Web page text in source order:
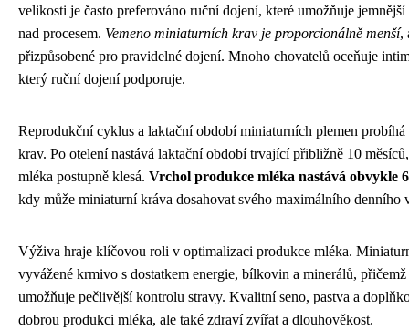
velikosti je často preferováno ruční dojení, které umožňuje
nad procesem. Vemeno miniaturních krav je proporcionálně menší,
přizpůsobené pro pravidelné dojení. Mnoho chovatelů oceňuje
který ruční dojení podporuje.
Reprodukční cyklus a laktační období miniaturních plemen
krav. Po otelení nastává laktační období trvající přibližně 10
mléka postupně klesá. Vrchol produkce mléka nastává obvykle
kdy může miniaturní kráva dosahovat svého maximálního denního
Výživa hraje klíčovou roli v optimalizaci produkce mléka.
vyvážené krmivo s dostatkem energie, bílkovin a minerálů,
umožňuje pečlivější kontrolu stravy. Kvalitní seno, pastva a
dobrou produkci mléka, ale také zdraví zvířat a dlouhověkost.